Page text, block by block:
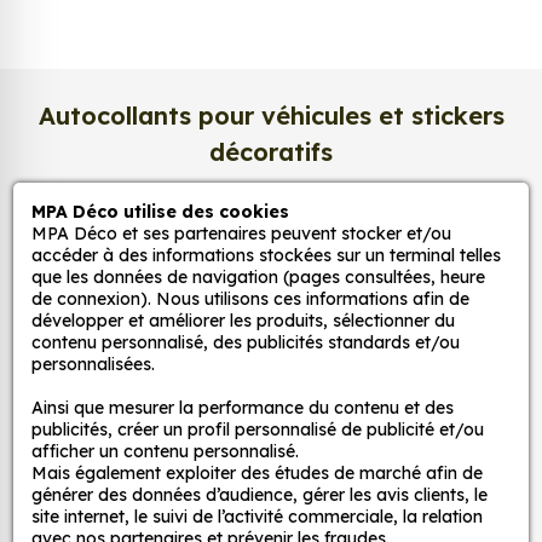
incomparable. Vos créations conservent tout leur
éclat, sans reflets gênants ni décoloration due à la
Une impression photo professionnelle
haute définition
Chaque affiche est produite avec desencres
pigmentaires de dernière génération, offrant un
rendu d’image précis et durable. Nos imprimantes
grand format sont calibrées pour reproduire
s’agisse d’unephoto, d’une illustration
vectorielle ou d’une affiche d’art
Résolution d’impression jusqu’à 2400 dpi
Encres écologiques et résistantes à la lumière
Autocollants pour véhicules et stickers
décoratifs
MPA Déco
Nos services
Nos sites
Mon Compte
Aide
MPA Déco utilise des cookies
MPA Déco et ses partenaires peuvent stocker et/ou
accéder à des informations stockées sur un terminal telles
que les données de navigation (pages consultées, heure
de connexion). Nous utilisons ces informations afin de
développer et améliorer les produits, sélectionner du
contenu personnalisé, des publicités standards et/ou
personnalisées.
Ainsi que mesurer la performance du contenu et des
publicités, créer un profil personnalisé de publicité et/ou
afficher un contenu personnalisé.
Mais également exploiter des études de marché afin de
générer des données d’audience, gérer les avis clients, le
site internet, le suivi de l’activité commerciale, la relation